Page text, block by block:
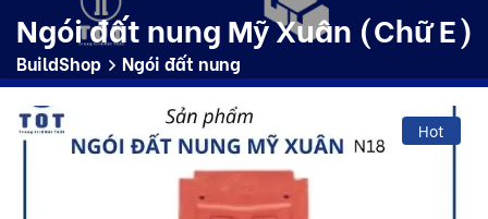
Ngói đất nung Mỹ Xuân (Chữ E)
BuildShop Ngói đất nung
Hot